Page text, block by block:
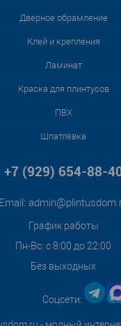
Дверное обрамление
Клей и крепления
Ламинат
Краска для плинтусов
ПВХ
Шпатлёвка
+7 (929) 654-88-
Email:
График работы
Пн-Вс: с 8:00 до 22:00
Без выходных
Соцсети: